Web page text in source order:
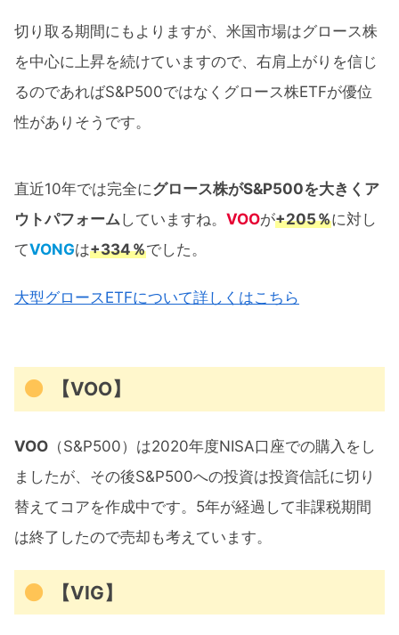
切り取る期間にもよりますが、米国市場はグロース株
を中心に上昇を続けていますので、右肩上がりを信じ
るのであればS&P500ではなくグロース株ETFが優位
性がありそうです。
直近10年では完全にグロース株がS&P500を大きくア
ウトパフォーム していますね。 VOOが+205％に対し
てVONGは+334％でした。
大型グロースETFについて詳しくはこちら
【VOO】
VOO （S&P500）は2020年度NISA口座での購入をし
ましたが、その後S&P500への投資は投資信託に切り
替えてコアを作成中です。5年が経過して非課税期間
は終了したので売却も考えています。
【VIG】